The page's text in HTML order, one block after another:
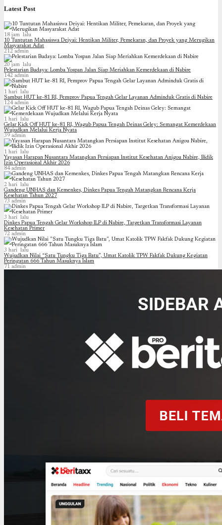
Latest Post
18 jam lalu
10 Tuntutan Mahasiswa Deiyai: Hentikan Militer, Pemekaran, dan Proyek yang Merugikan
Masyarakat Adat
212 admin
20 jam lalu
Pelestarian Budaya: Lomba Yospan Jalan Siap Meriahkan Kemerdekaan di Nabire
142 admin
1 hari lalu
Sambut HUT ke-81 RI, Pemprov Papua Tengah Gelar Layanan Adminduk Gratis di Nabire
124 admin
1 hari lalu
Gelar Kick Off HUT ke-81 RI, Wagub Papua Tengah Deinas Geley: Semangat Kemerdekaan
Wujudkan Melalui Kerja Nyata
39 admin
1 hari lalu
Yayasan Harapan Nusantara Matangkan Persiapan Institut Kesehatan Anigou Nabire, Bidik
Izin Operasional Akhir 2026
84 admin
2 hari lalu
Gandeng UNHAS dan Kemenkes, Dinkes Papua Tengah Matangkan Rencana Kerja
Kesehatan Tahun 2027
73 admin
3 hari lalu
Dinkes Papua Tengah Gelar Workshop ILP di Nabire, Targetkan Transformasi Layanan
Kesehatan Primer
72 admin
3 hari lalu
Wujudkan Nilai “Satu Tungku Tiga Batu”, Umat Katolik TPW Fakfak Dukung Kegiatan
Peringatan 666 Tahun Masuknya Islam
71 admin